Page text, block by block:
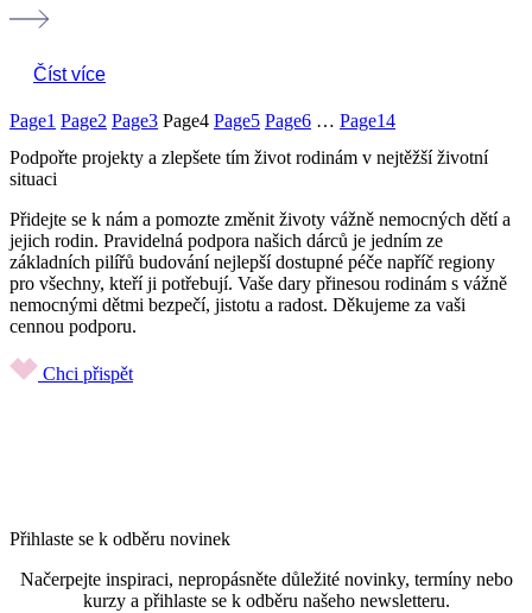
Číst více
Page1 Page2 Page3 Page4 Page5 Page6 … Page14
Podpořte projekty a zlepšete tím život rodinám v nejtěžší životní
situaci
Přidejte se k nám a pomozte změnit životy vážně nemocných dětí a
jejich rodin. Pravidelná podpora našich dárců je jedním ze
základních pilířů budování nejlepší dostupné péče napříč regiony
pro všechny, kteří ji potřebují. Vaše dary přinesou rodinám s vážně
nemocnými dětmi bezpečí, jistotu a radost. Děkujeme za vaši
cennou podporu.
Chci přispět
Přihlaste se k odběru novinek
Načerpejte inspiraci, nepropásněte důležité novinky, termíny nebo
kurzy a přihlaste se k odběru našeho newsletteru.